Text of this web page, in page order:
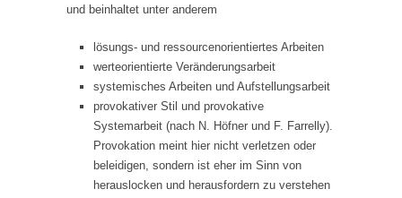
und beinhaltet unter anderem
lösungs- und ressourcenorientiertes Arbeiten
werteorientierte Veränderungsarbeit
systemisches Arbeiten und Aufstellungsarbeit
provokativer Stil und provokative
Systemarbeit (nach N. Höfner und F. Farrelly).
Provokation meint hier nicht verletzen oder
beleidigen, sondern ist eher im Sinn von
herauslocken und herausfordern zu verstehen